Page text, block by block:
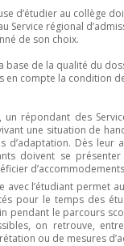
d’étudier au collège
Service régional
de son choix.
base de la qualité du
en compte la condition
un répondant des
une situation de
d’adaptation. Dès leur
doivent se
avec l’étudiant permet
pour le temps des
pendant le parcours
on retrouve,
ou de mesures